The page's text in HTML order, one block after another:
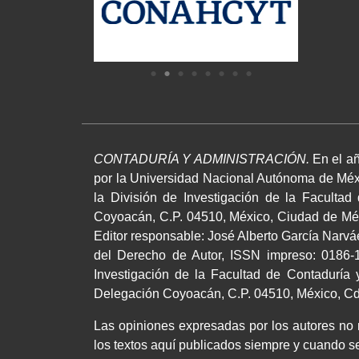
CONTADURÍA Y ADMINISTRACIÓN. En el
por la Universidad Nacional Autónoma de
la División de Investigación de la
Coyoacán, C.P. 04510, México, Ciudad de
Editor responsable: José Alberto García
del Derecho de Autor, ISSN impreso:
Investigación de la Facultad de
Delegación Coyoacán, C.P. 04510, México,
Las opiniones expresadas por los autores
los textos aquí publicados siempre y cuando